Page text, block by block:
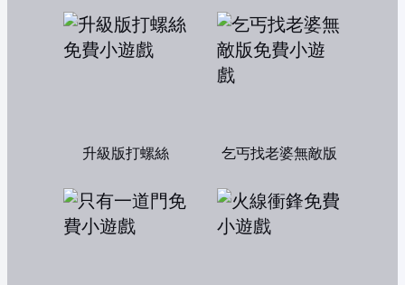
升級版打螺絲 乞丐找老婆無敵版